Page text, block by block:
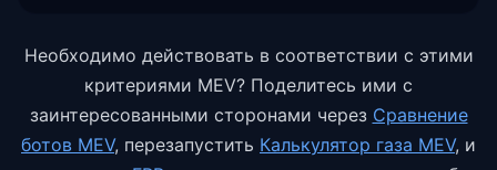
Необходимо действовать в соответствии с этими
критериями MEV? Поделитесь ими с
заинтересованными сторонами через Сравнение
ботов MEV, перезапустить Калькулятор газа MEV, и